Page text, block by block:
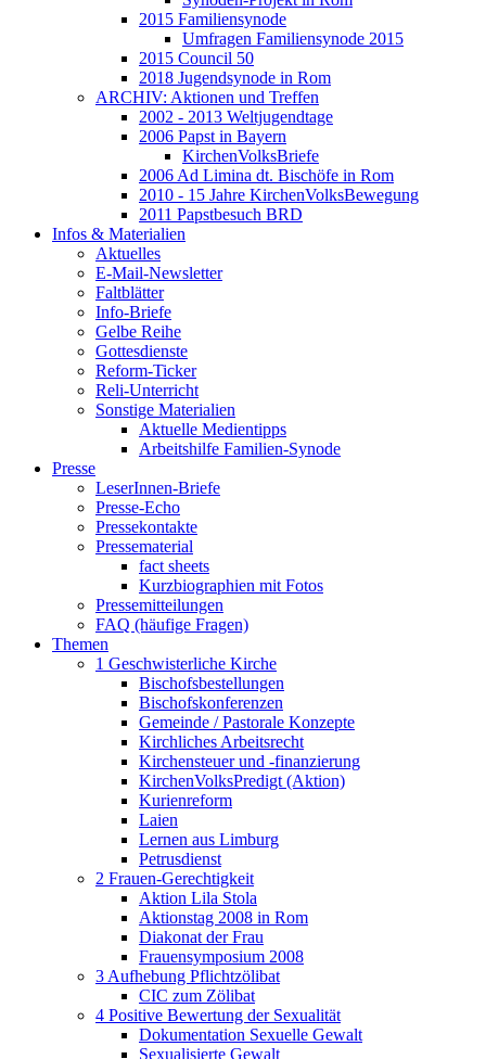
2015 Familiensynode
Umfragen Familiensynode 2015
2015 Council 50
2018 Jugendsynode in Rom
ARCHIV: Aktionen und Treffen
2002 - 2013 Weltjugendtage
2006 Papst in Bayern
KirchenVolksBriefe
2006 Ad Limina dt. Bischöfe in Rom
2010 - 15 Jahre KirchenVolksBewegung
2011 Papstbesuch BRD
Infos & Materialien
Aktuelles
E-Mail-Newsletter
Faltblätter
Info-Briefe
Gelbe Reihe
Gottesdienste
Reform-Ticker
Reli-Unterricht
Sonstige Materialien
Aktuelle Medientipps
Arbeitshilfe Familien-Synode
Presse
LeserInnen-Briefe
Presse-Echo
Pressekontakte
Pressematerial
fact sheets
Kurzbiographien mit Fotos
Pressemitteilungen
FAQ (häufige Fragen)
Themen
1 Geschwisterliche Kirche
Bischofsbestellungen
Bischofskonferenzen
Gemeinde / Pastorale Konzepte
Kirchliches Arbeitsrecht
Kirchensteuer und -finanzierung
KirchenVolksPredigt (Aktion)
Kurienreform
Laien
Lernen aus Limburg
Petrusdienst
2 Frauen-Gerechtigkeit
Aktion Lila Stola
Aktionstag 2008 in Rom
Diakonat der Frau
Frauensymposium 2008
3 Aufhebung Pflichtzölibat
CIC zum Zölibat
4 Positive Bewertung der Sexualität
Dokumentation Sexuelle Gewalt
Sexualisierte Gewalt